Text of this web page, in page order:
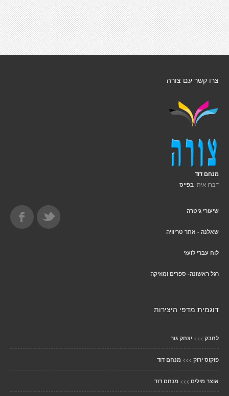
צרו קשר עם צורה
מנחם דוד
דברו איתי בפייס
שיעורי גיטרה
שאלנה - אתר טריוויה
לוח עברי לועזי
רגל ראשונה- ספרים ומוזיקה
דוגמית מדפי היצירות
לחבק >>> יצחק גור
פוקוס ירוק >>> מנחם דוד
אוצר מילים >>> מנחם דוד